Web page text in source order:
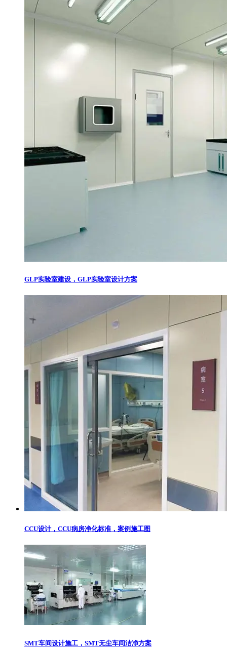
GLP实验室建设，GLP实验室设计方案
CCU设计，CCU病房净化标准，案例施工图
SMT车间设计施工，SMT无尘车间洁净方案